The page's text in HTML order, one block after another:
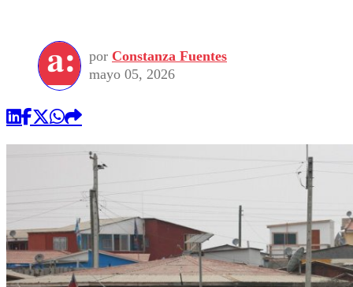
por Constanza Fuentes
mayo 05, 2026